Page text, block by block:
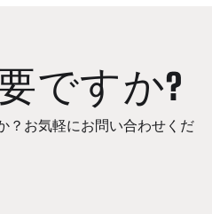
ですか?
？お気軽にお問い合わせくだ